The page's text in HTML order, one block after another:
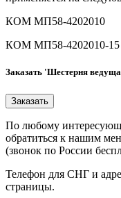
КОМ МП58-4202010
КОМ МП58-4202010-15
Заказать 'Шестерня
По любому
обратиться к нашим
(звонок по России
Телефон для СНГ и
страницы.